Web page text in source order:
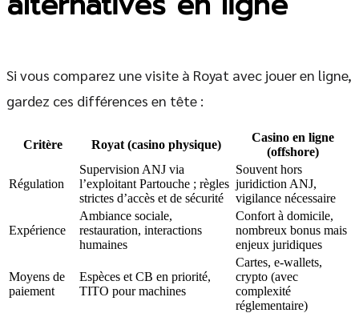
Si vous comparez une visite à Royat avec jouer en ligne,
gardez ces différences en tête :
Critère Royat (casino physique)
Casino en ligne
(offshore)
Régulation
Supervision ANJ via
l’exploitant Partouche ; règles
strictes d’accès et de sécurité
Souvent hors
juridiction ANJ,
vigilance nécessaire
Expérience
Ambiance sociale,
restauration, interactions
humaines
Confort à domicile,
nombreux bonus mais
enjeux juridiques
Moyens de
paiement
Espèces et CB en priorité,
TITO pour machines
Cartes, e‑wallets,
crypto (avec
complexité
réglementaire)